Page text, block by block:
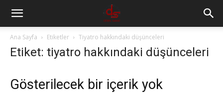
Ana Sayfa Etiketler Tiyatro hakkındaki düşünceleri
Etiket: tiyatro hakkındaki düşünceleri
Gösterilecek bir içerik yok